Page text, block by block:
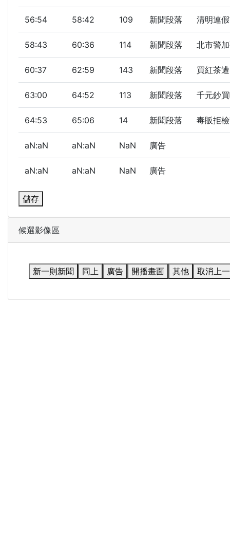
56:54 58:42 109 新聞段落 清明連
58:43 60:36 114 新聞段落 北市警
60:37 62:59 143 新聞段落 買紅茶
63:00 64:52 113 新聞段落 千元鈔
64:53 65:06 14 新聞段落 毒販拒
aN:aN aN:aN NaN 廣告
aN:aN aN:aN NaN 廣告
儲存
候選影像區
新一則新聞 同上 廣告 開播畫面 其他 取消上